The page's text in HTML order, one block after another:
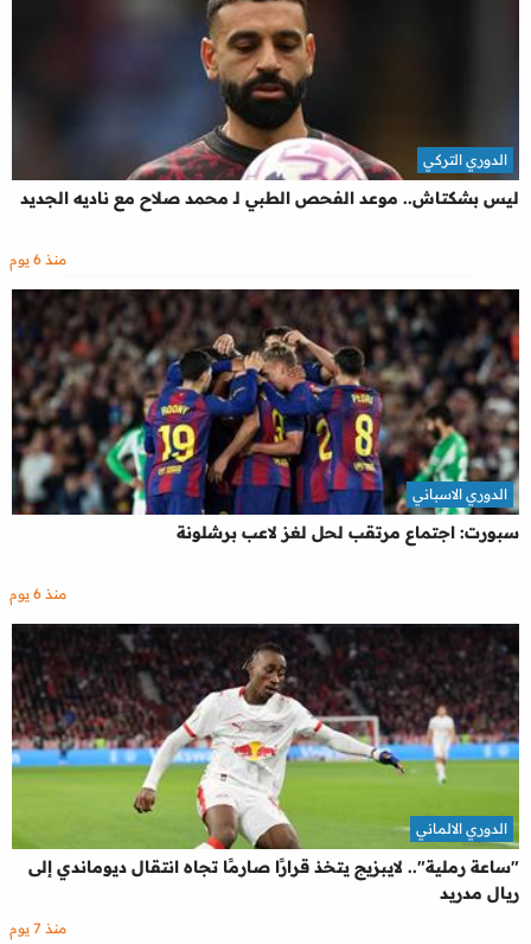
ليس بشكتاش.. موعد الفحص الطبي لـ محمد صلاح مع ناديه الجديد
الدوري التركي
منذ 6 يوم
سبورت: اجتماع مرتقب لحل لغز لاعب برشلونة
الدوري الاسباني
منذ 6 يوم
"ساعة رملية".. لايبزيج يتخذ قرارًا صارمًا تجاه انتقال ديوماندي إلى
ريال مدريد
الدوري الالماني
منذ 7 يوم